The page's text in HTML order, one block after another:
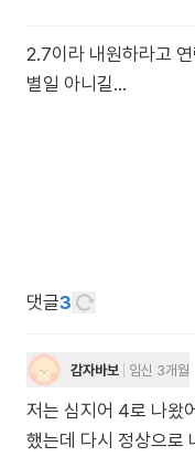
2.7이라 내원하라고
별일 아니길…
댓글3
감자바보 임신 3개월
저는 심지어 4로 나왔
했는데 다시 정상으로